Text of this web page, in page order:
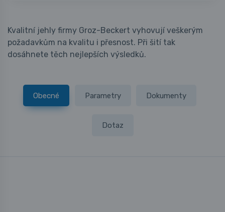
Kvalitní jehly firmy Groz-Beckert vyhovují veškerým
požadavkům na kvalitu i přesnost. Při šití tak
dosáhnete těch nejlepších výsledků.
Obecné Parametry Dokumenty
Dotaz